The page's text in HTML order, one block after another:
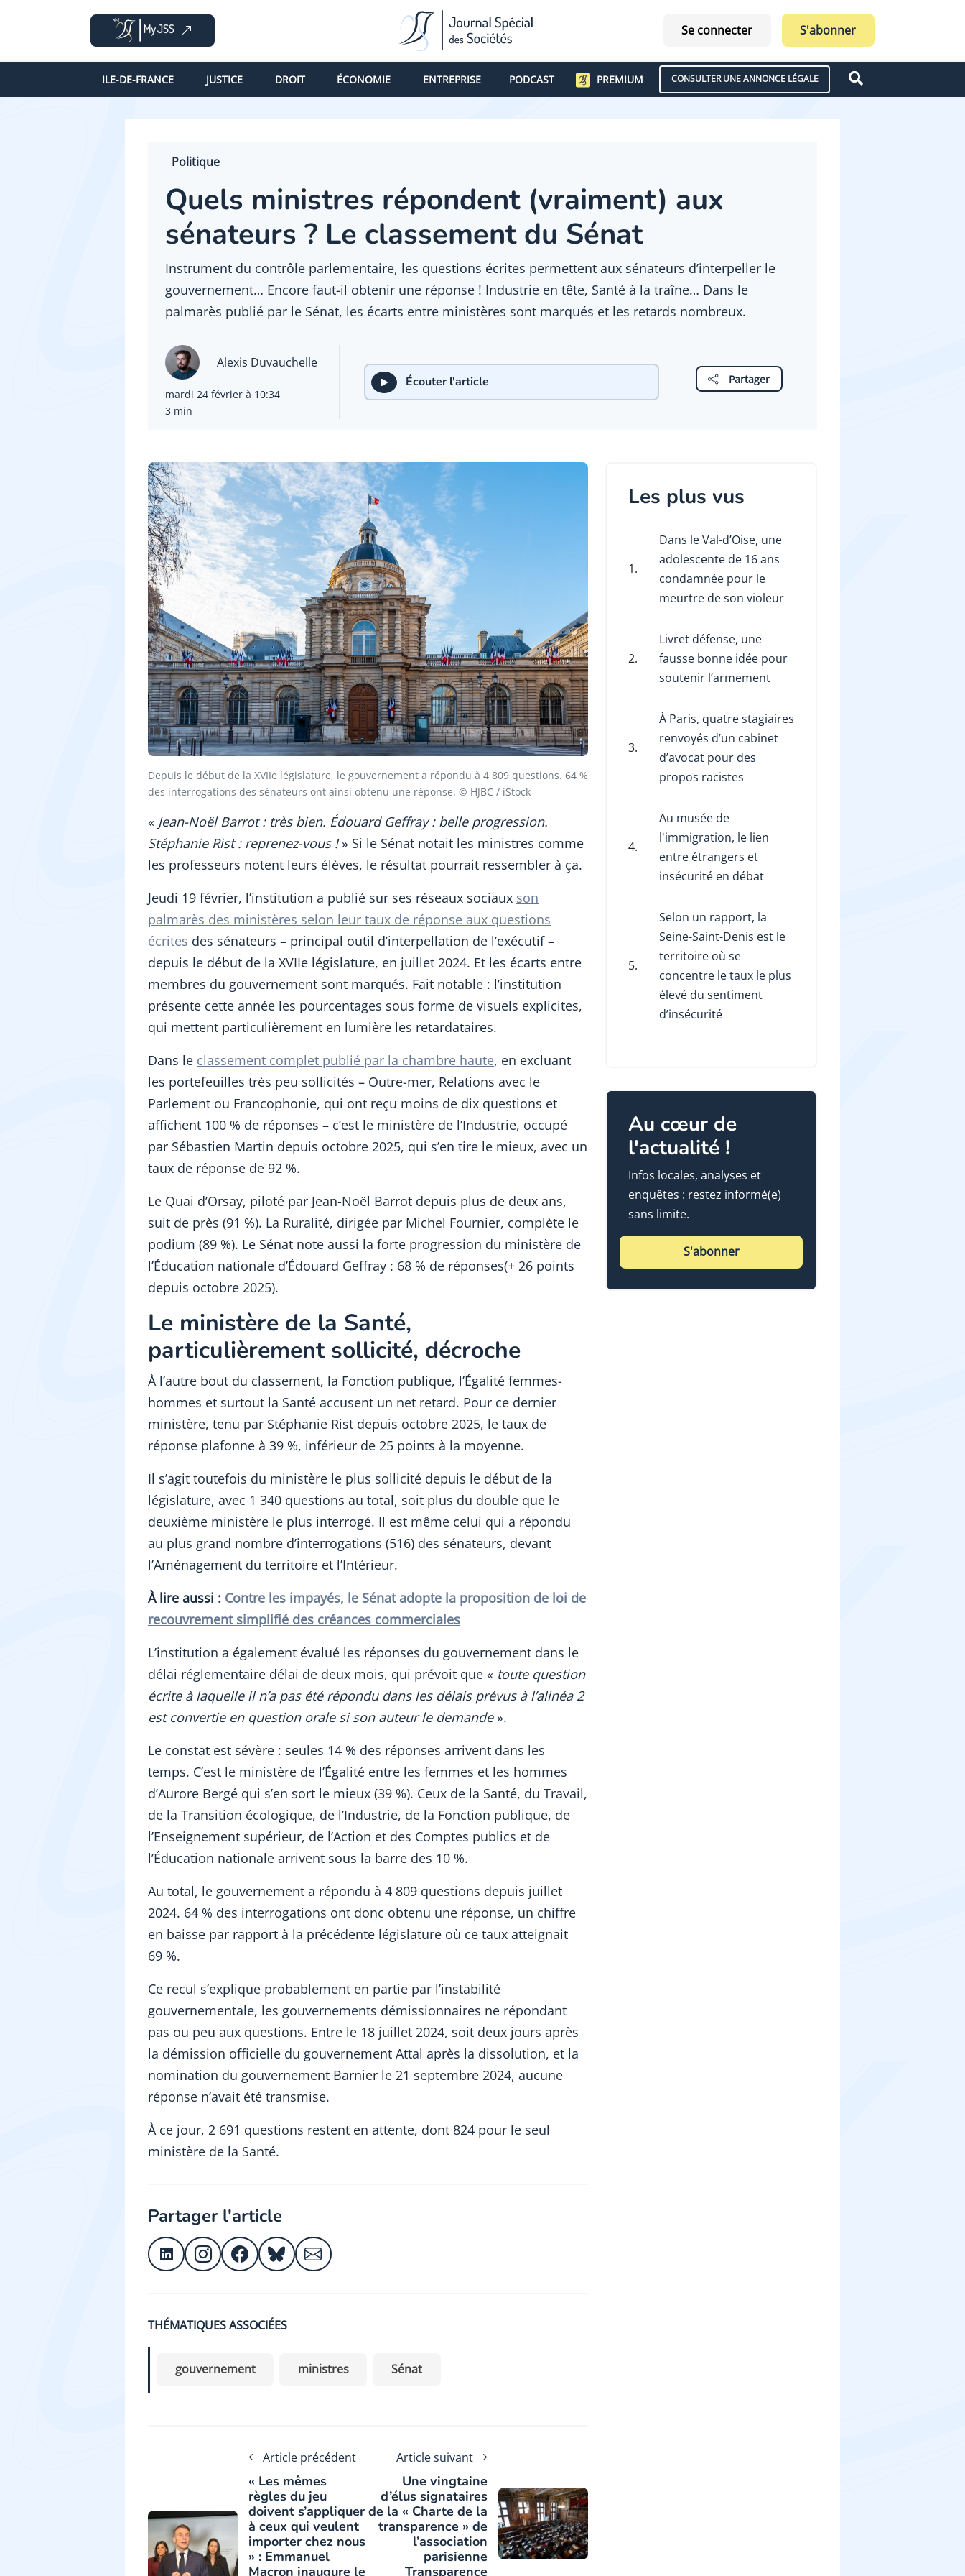
Se connecter S'abonner
ILE-DE-FRANCE JUSTICE DROIT ÉCONOMIE ENTREPRISE PODCAST PREMIUM CONSULTER UNE ANNONCE LÉGALE
Politique
Quels ministres répondent (vraiment) aux
sénateurs ? Le classement du Sénat
Instrument du contrôle parlementaire, les questions écrites permettent aux sénateurs d’interpeller le
gouvernement… Encore faut-il obtenir une réponse ! Industrie en tête, Santé à la traîne… Dans le
palmarès publié par le Sénat, les écarts entre ministères sont marqués et les retards nombreux.
Alexis Duvauchelle
mardi 24 février à 10:34
3 min
Écouter l'article Partager
Depuis le début de la XVIIe législature, le gouvernement a répondu à 4 809 questions. 64 %
des interrogations des sénateurs ont ainsi obtenu une réponse. © HJBC / iStock
« Jean-Noël Barrot : très bien. Édouard Geffray : belle progression.
Stéphanie Rist : reprenez-vous !» Si le Sénat notait les ministres comme
les professeurs notent leurs élèves, le résultat pourrait ressembler à ça.
Jeudi 19 février, l’institution a publié sur ses réseaux sociaux son
palmarès des ministères selon leur taux de réponse aux questions
écrites des sénateurs – principal outil d’interpellation de l’exécutif –
depuis le début de la XVIIe législature, en juillet 2024. Et les écarts entre
membres du gouvernement sont marqués. Fait notable : l’institution
présente cette année les pourcentages sous forme de visuels explicites,
qui mettent particulièrement en lumière les retardataires.
Dans le classement complet publié par la chambre haute, en excluant
les portefeuilles très peu sollicités – Outre-mer, Relations avec le
Parlement ou Francophonie, qui ont reçu moins de dix questions et
affichent 100 % de réponses – c’est le ministère de l’Industrie, occupé
par Sébastien Martin depuis octobre 2025, qui s’en tire le mieux, avec un
taux de réponse de 92 %.
Le Quai d’Orsay, piloté par Jean-Noël Barrot depuis plus de deux ans,
suit de près (91 %). La Ruralité, dirigée par Michel Fournier, complète le
podium (89 %). Le Sénat note aussi la forte progression du ministère de
l’Éducation nationale d’Édouard Geffray : 68 % de réponses(+ 26 points
depuis octobre 2025).
Le ministère de la Santé,
particulièrement sollicité, décroche
À l’autre bout du classement, la Fonction publique, l’Égalité femmes-
hommes et surtout la Santé accusent un net retard. Pour ce dernier
ministère, tenu par Stéphanie Rist depuis octobre 2025, le taux de
réponse plafonne à 39 %, inférieur de 25 points à la moyenne.
Il s’agit toutefois du ministère le plus sollicité depuis le début de la
législature, avec 1 340 questions au total, soit plus du double que le
deuxième ministère le plus interrogé. Il est même celui qui a répondu
au plus grand nombre d’interrogations (516) des sénateurs, devant
l’Aménagement du territoire et l’Intérieur.
À lire aussi : Contre les impayés, le Sénat adopte la proposition de loi de
recouvrement simplifié des créances commerciales
L’institution a également évalué les réponses du gouvernement dans le
délai réglementaire délai de deux mois, qui prévoit que « toute question
écrite à laquelle il n’a pas été répondu dans les délais prévus à l’alinéa 2
est convertie en question orale si son auteur le demande».
Le constat est sévère : seules 14 % des réponses arrivent dans les
temps. C’est le ministère de l’Égalité entre les femmes et les hommes
d’Aurore Bergé qui s’en sort le mieux (39 %). Ceux de la Santé, du Travail,
de la Transition écologique, de l’Industrie, de la Fonction publique, de
l’Enseignement supérieur, de l’Action et des Comptes publics et de
l’Éducation nationale arrivent sous la barre des 10 %.
Au total, le gouvernement a répondu à 4 809 questions depuis juillet
2024. 64 % des interrogations ont donc obtenu une réponse, un chiffre
en baisse par rapport à la précédente législature où ce taux atteignait
69 %.
Ce recul s’explique probablement en partie par l’instabilité
gouvernementale, les gouvernements démissionnaires ne répondant
pas ou peu aux questions. Entre le 18 juillet 2024, soit deux jours après
la démission officielle du gouvernement Attal après la dissolution, et la
nomination du gouvernement Barnier le 21 septembre 2024, aucune
réponse n’avait été transmise.
À ce jour, 2 691 questions restent en attente, dont 824 pour le seul
ministère de la Santé.
Partager l'article
THÉMATIQUES ASSOCIÉES
gouvernement ministres Sénat
Article précédent
« Les mêmes
règles du jeu
doivent s’appliquer
à ceux qui veulent
importer chez nous
» : Emmanuel
Macron inaugure le
Article suivant
Une vingtaine
d’élus signataires
de la « Charte de la
transparence » de
l’association
parisienne
Transparence
Les plus vus
1.
Dans le Val-d’Oise, une
adolescente de 16 ans
condamnée pour le
meurtre de son violeur
2.
Livret défense, une
fausse bonne idée pour
soutenir l’armement
3.
À Paris, quatre stagiaires
renvoyés d’un cabinet
d’avocat pour des
propos racistes
4.
Au musée de
l'immigration, le lien
entre étrangers et
insécurité en débat
5.
Selon un rapport, la
Seine-Saint-Denis est le
territoire où se
concentre le taux le plus
élevé du sentiment
d’insécurité
Au cœur de
l'actualité !
Infos locales, analyses et
enquêtes : restez informé(e)
sans limite.
S'abonner